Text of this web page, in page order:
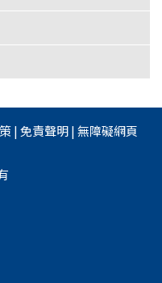
|免責聲明|無障礙網頁